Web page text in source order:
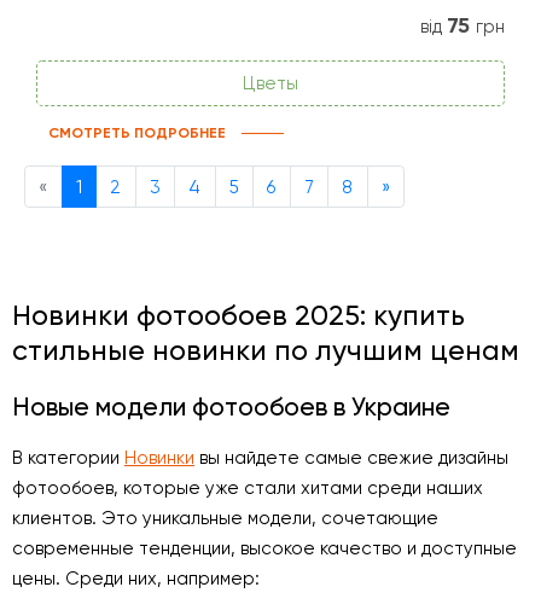
від 75 грн
Цветы
СМОТРЕТЬ ПОДРОБНЕЕ
« Previous
1 2 3 4 5 6 7 8 »Next
Новинки фотообоев 2025: купить
стильные новинки по лучшим ценам
Новые модели фотообоев в Украине
В категории Новинки вы найдете самые свежие дизайны
фотообоев, которые уже стали хитами среди наших
клиентов. Это уникальные модели, сочетающие
современные тенденции, высокое качество и доступные
цены. Среди них, например: